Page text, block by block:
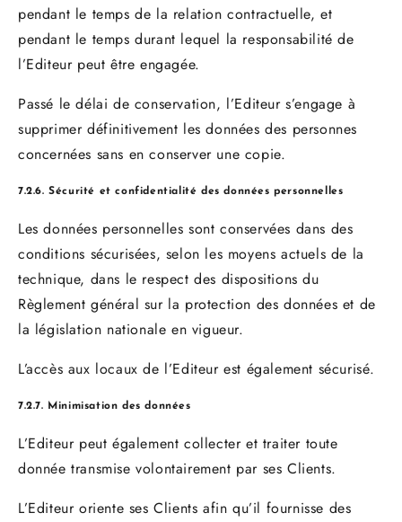
pendant le temps de la relation contractuelle, et
pendant le temps durant lequel la responsabilité de
l’Editeur peut être engagée.
Passé le délai de conservation, l’Editeur s’engage à
supprimer définitivement les données des personnes
concernées sans en conserver une copie.
7.2.6. Sécurité et confidentialité des données personnelles
Les données personnelles sont conservées dans des
conditions sécurisées, selon les moyens actuels de la
technique, dans le respect des dispositions du
Règlement général sur la protection des données et de
la législation nationale en vigueur.
L’accès aux locaux de l’Editeur est également sécurisé.
7.2.7. Minimisation des données
L’Editeur peut également collecter et traiter toute
donnée transmise volontairement par ses Clients.
L’Editeur oriente ses Clients afin qu’il fournisse des